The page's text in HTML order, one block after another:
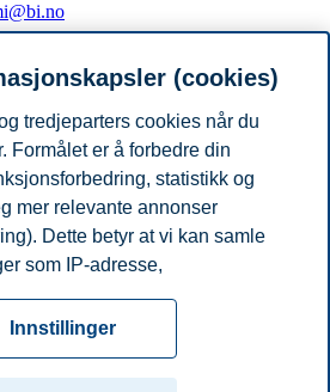
Tilgjengelighetserklæring Disclaimer
BI
(cookies)
tredjeparters cookies når du
Formålet er å forbedre din
statistikk og
mer relevante annonser
Dette betyr at vi kan samle
som IP-adresse,
for at nettsiden skal
godta alle eller tilpasse ditt
innstillinger.
Innstillinger